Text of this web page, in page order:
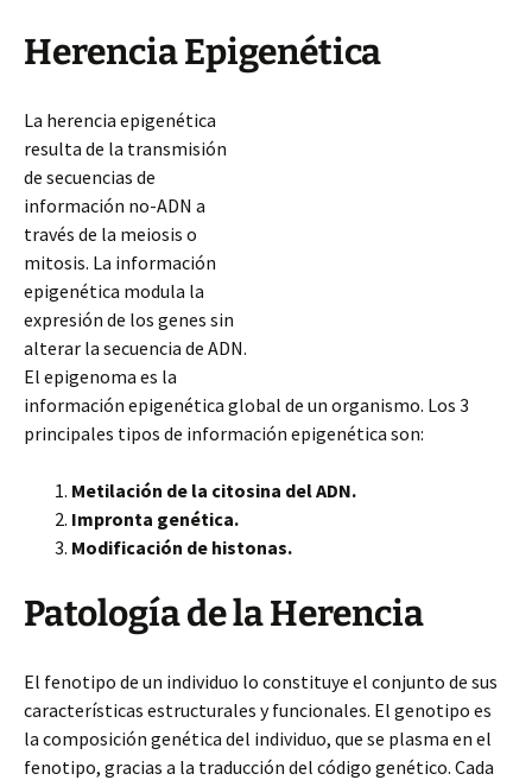
Herencia Epigenética
La herencia epigenética
resulta de la transmisión
de secuencias de
información no-ADN a
través de la meiosis o
mitosis. La información
epigenética modula la
expresión de los genes sin
alterar la secuencia de ADN.
El epigenoma es la
información epigenética global de un organismo. Los 3
principales tipos de información epigenética son:
Metilación de la citosina del ADN.
Impronta genética.
Modificación de histonas.
Patología de la Herencia
El fenotipo de un individuo lo constituye el conjunto de sus
características estructurales y funcionales. El genotipo es
la composición genética del individuo, que se plasma en el
fenotipo, gracias a la traducción del código genético. Cada